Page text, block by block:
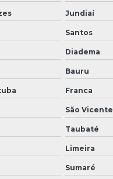
ltcat
esocial
periculosidade
contra incêndio
ergonômica do trabalho
Jundiaí
Santos
Diadema
Bauru
Franca
São Vicente
Taubaté
Limeira
Sumaré